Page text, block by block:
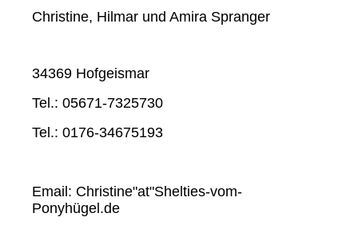
Christine, Hilmar und Amira Spranger
34369 Hofgeismar
Tel.: 05671-7325730
Tel.: 0176-34675193
Email: Christine"at"Shelties-vom-
Ponyhügel.de